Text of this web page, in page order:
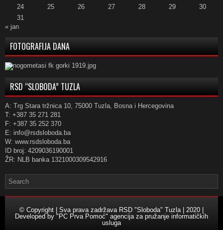
24
25 26 27 28 29
30
31
« jan
FOTOGRAFIJA DANA
RSD “SLOBODA” TUZLA
A: Trg Stara tržnica 10, 75000 Tuzla, Bosna i Hercegovina
T: +387 35 271 281
F: +387 35 252 370
E: info@rsdsloboda.ba
W: www.rsdsloboda.ba
ID broj: 4209036190001
ŽR: NLB banka 1321000309542916
© Copyright | Sva prava zadržava RSD "Sloboda" Tuzla | 2020 |
Developed by "PC Prva Pomoć" agencija za pružanje informatičkih
usluga